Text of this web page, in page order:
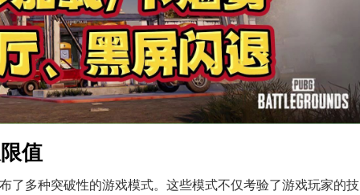
值
了多种突破性的游戏模式。这些模式不仅考验了游戏玩家的技